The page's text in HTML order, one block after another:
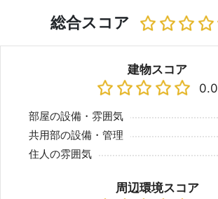
総合スコア
建物スコア
0.0
部屋の設備・雰囲気
共用部の設備・管理
住人の雰囲気
周辺環境スコア